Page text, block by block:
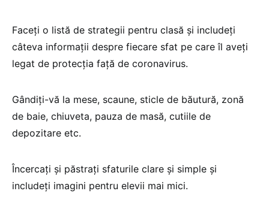
Faceți o listă de strategii pentru clasă și includeți
câteva informații despre fiecare sfat pe care îl aveți
legat de protecția față de coronavirus.
Gândiți-vă la mese, scaune, sticle de băutură, zonă
de baie, chiuveta, pauza de masă, cutiile de
depozitare etc.
Încercați și păstrați sfaturile clare și simple și
includeți imagini pentru elevii mai mici.